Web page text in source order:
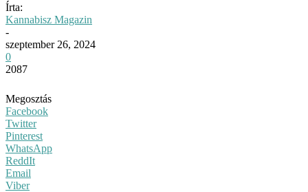
Írta:
Kannabisz Magazin
-
szeptember 26, 2024
0
2087
Megosztás
Facebook
Twitter
Pinterest
WhatsApp
ReddIt
Email
Viber